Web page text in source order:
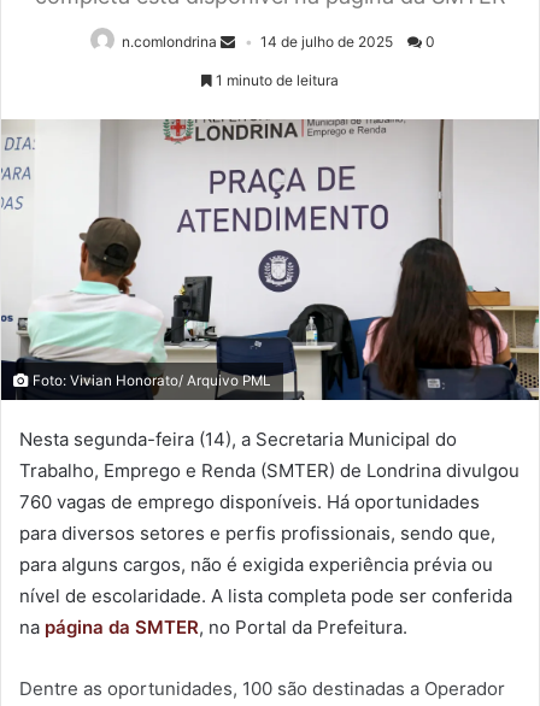
n.comlondrina 14 de julho de 2025 0
1 minuto de leitura
Foto: Vivian Honorato/ Arquivo PML
Nesta segunda-feira (14), a Secretaria Municipal do
Trabalho, Emprego e Renda (SMTER) de Londrina divulgou
760 vagas de emprego disponíveis. Há oportunidades
para diversos setores e perfis profissionais, sendo que,
para alguns cargos, não é exigida experiência prévia ou
nível de escolaridade. A lista completa pode ser conferida
na página da SMTER, no Portal da Prefeitura.
Dentre as oportunidades, 100 são destinadas a Operador